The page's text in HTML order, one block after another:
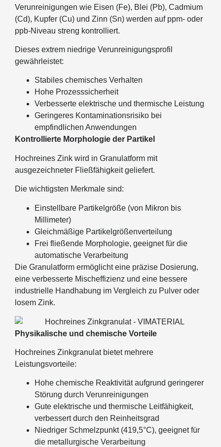
Verunreinigungen wie Eisen (Fe), Blei (Pb), Cadmium
(Cd), Kupfer (Cu) und Zinn (Sn) werden auf ppm- oder
ppb-Niveau streng kontrolliert.
Dieses extrem niedrige Verunreinigungsprofil
gewährleistet:
Stabiles chemisches Verhalten
Hohe Prozesssicherheit
Verbesserte elektrische und thermische Leistung
Geringeres Kontaminationsrisiko bei
empfindlichen Anwendungen
Kontrollierte Morphologie der Partikel
Hochreines Zink wird in Granulatform mit
ausgezeichneter Fließfähigkeit geliefert.
Die wichtigsten Merkmale sind:
Einstellbare Partikelgröße (von Mikron bis
Millimeter)
Gleichmäßige Partikelgrößenverteilung
Frei fließende Morphologie, geeignet für die
automatische Verarbeitung
Die Granulatform ermöglicht eine präzise Dosierung,
eine verbesserte Mischeffizienz und eine bessere
industrielle Handhabung im Vergleich zu Pulver oder
losem Zink.
Physikalische und chemische Vorteile
Hochreines Zinkgranulat bietet mehrere
Leistungsvorteile:
Hohe chemische Reaktivität aufgrund geringerer
Störung durch Verunreinigungen
Gute elektrische und thermische Leitfähigkeit,
verbessert durch den Reinheitsgrad
Niedriger Schmelzpunkt (419,5°C), geeignet für
die metallurgische Verarbeitung